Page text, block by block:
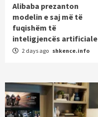
Alibaba prezanton
modelin e saj më të
fuqishëm të
inteligjencës artificiale
2 days ago shkence.info